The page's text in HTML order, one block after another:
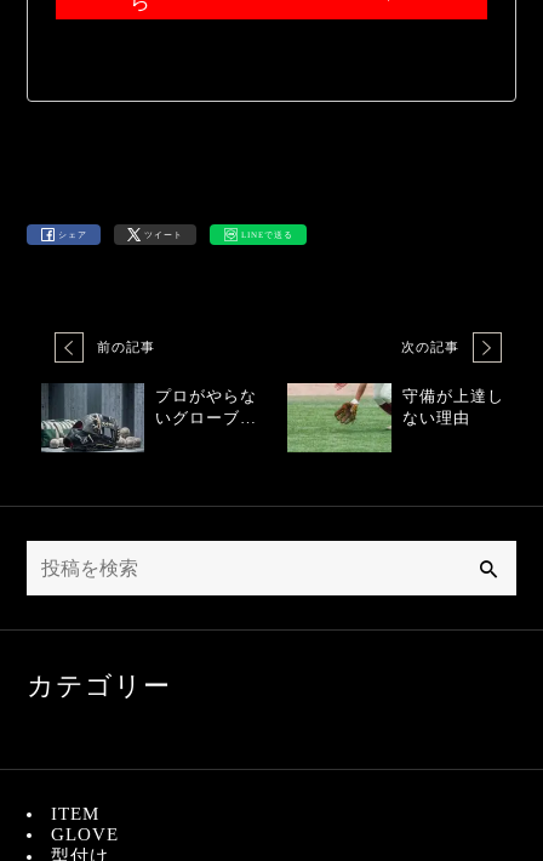
シェア ツイート LINEで送る
前の記事
プロがやらな
いグローブ扱
次の記事
守備が上達し
ない理由
カテゴリー
ITEM
GLOVE
型付け